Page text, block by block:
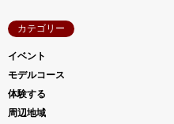
カテゴリー
イベント
モデルコース
体験する
周辺地域